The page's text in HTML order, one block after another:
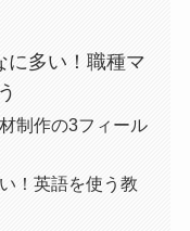
に多い！職種マ
制作の3フィール
！英語を使う教